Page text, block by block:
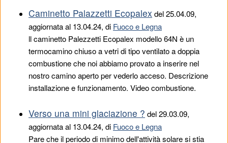
Caminetto Palazzetti Ecopalex del25.04.09,
aggiornata al 13.04.24, di Fuoco e Legna
ll caminetto Palezzetti Ecopalex modello 64N è un
termocamino chiuso a vetri di tipo ventilato a doppia
combustione che noi abbiamo provato a inserire nel
nostro camino aperto per vederlo acceso. Descrizione
installazione e funzionamento. Video combustione.
Verso una mini glaciazione ? del29.03.09,
aggiornata al 13.04.24, di Fuoco e Legna
Pare che il periodo di minimo dell'attività solare si stia